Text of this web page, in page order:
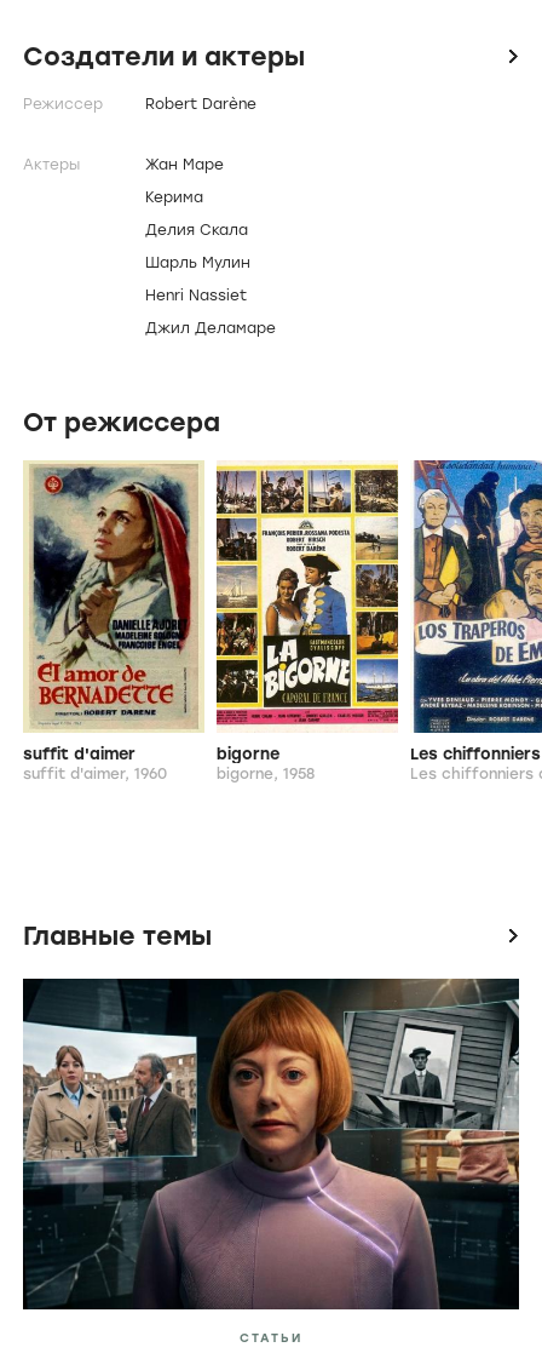
Создатели и актеры icon
Режиссер Robert Darène
Актеры
Жан Маре
Керима
Делия Скала
Шарль Мулин
Henri Nassiet
Джил Деламаре
От режиссера
suffit d'aimer
suffit d'aimer, 1960
bigorne
bigorne, 1958
Главные темы icon
СТАТЬИ